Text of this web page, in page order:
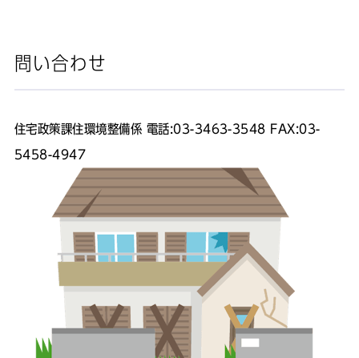
問い合わせ
住宅政策課住環境整備係 電話:03-3463-3548 FAX:03-
5458-4947